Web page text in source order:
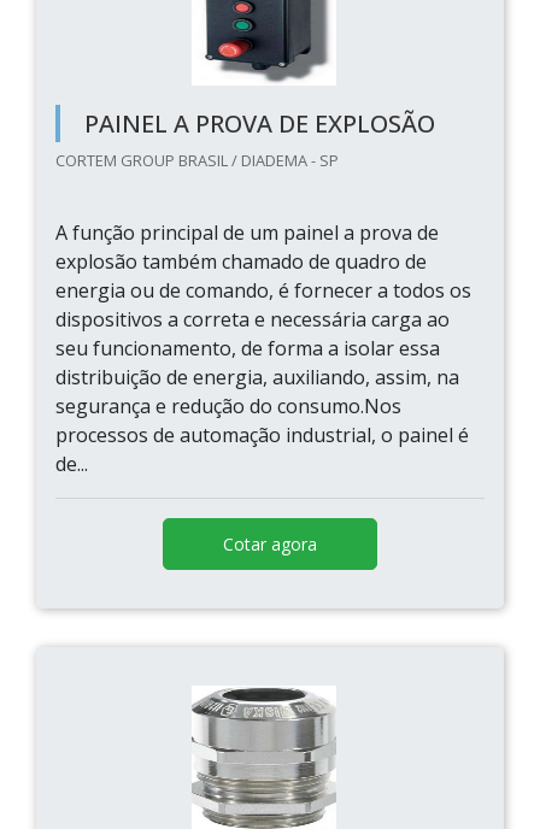
PAINEL A PROVA DE EXPLOSÃO
CORTEM GROUP BRASIL / DIADEMA - SP
A função principal de um painel a prova de
explosão também chamado de quadro de
energia ou de comando, é fornecer a todos os
dispositivos a correta e necessária carga ao
seu funcionamento, de forma a isolar essa
distribuição de energia, auxiliando, assim, na
segurança e redução do consumo.Nos
processos de automação industrial, o painel é
de...
Cotar agora